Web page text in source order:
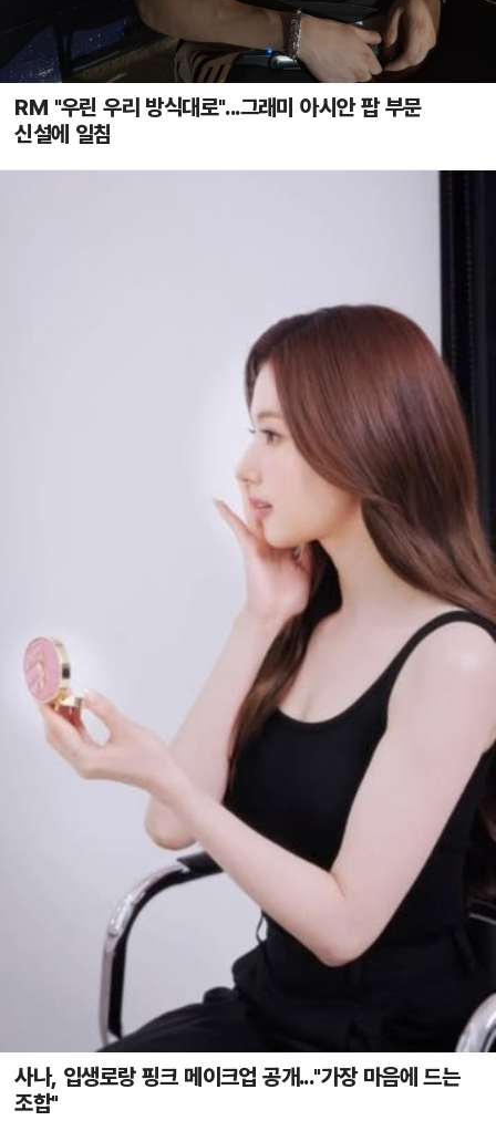
RM "우린 우리 방식대로"...그래미 아시안 팝 부문
신설에 일침
사나, 입생로랑 핑크 메이크업 공개..."가장 마음에 드는
조합"